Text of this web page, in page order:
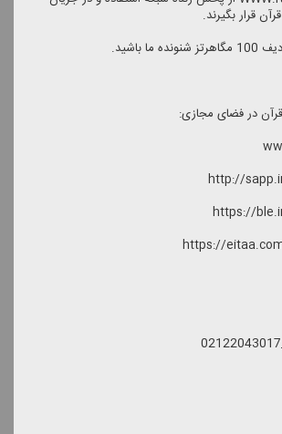
قرار بگیرند.
باشید.
در فضای مجازی:
http://
https://
https://